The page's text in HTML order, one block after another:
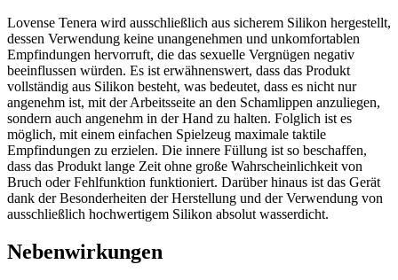
Lovense Tenera wird ausschließlich aus sicherem Silikon hergestellt,
dessen Verwendung keine unangenehmen und unkomfortablen
Empfindungen hervorruft, die das sexuelle Vergnügen negativ
beeinflussen würden. Es ist erwähnenswert, dass das Produkt
vollständig aus Silikon besteht, was bedeutet, dass es nicht nur
angenehm ist, mit der Arbeitsseite an den Schamlippen anzuliegen,
sondern auch angenehm in der Hand zu halten. Folglich ist es
möglich, mit einem einfachen Spielzeug maximale taktile
Empfindungen zu erzielen. Die innere Füllung ist so beschaffen,
dass das Produkt lange Zeit ohne große Wahrscheinlichkeit von
Bruch oder Fehlfunktion funktioniert. Darüber hinaus ist das Gerät
dank der Besonderheiten der Herstellung und der Verwendung von
ausschließlich hochwertigem Silikon absolut wasserdicht.
Nebenwirkungen